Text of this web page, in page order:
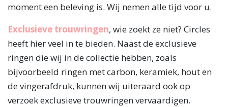
moment een beleving is. Wij nemen alle tijd voor u.
Exclusieve trouwringen, wie zoekt ze niet? Circles
heeft hier veel in te bieden. Naast de exclusieve
ringen die wij in de collectie hebben, zoals
bijvoorbeeld ringen met carbon, keramiek, hout en
de vingerafdruk, kunnen wij uiteraard ook op
verzoek exclusieve trouwringen vervaardigen.